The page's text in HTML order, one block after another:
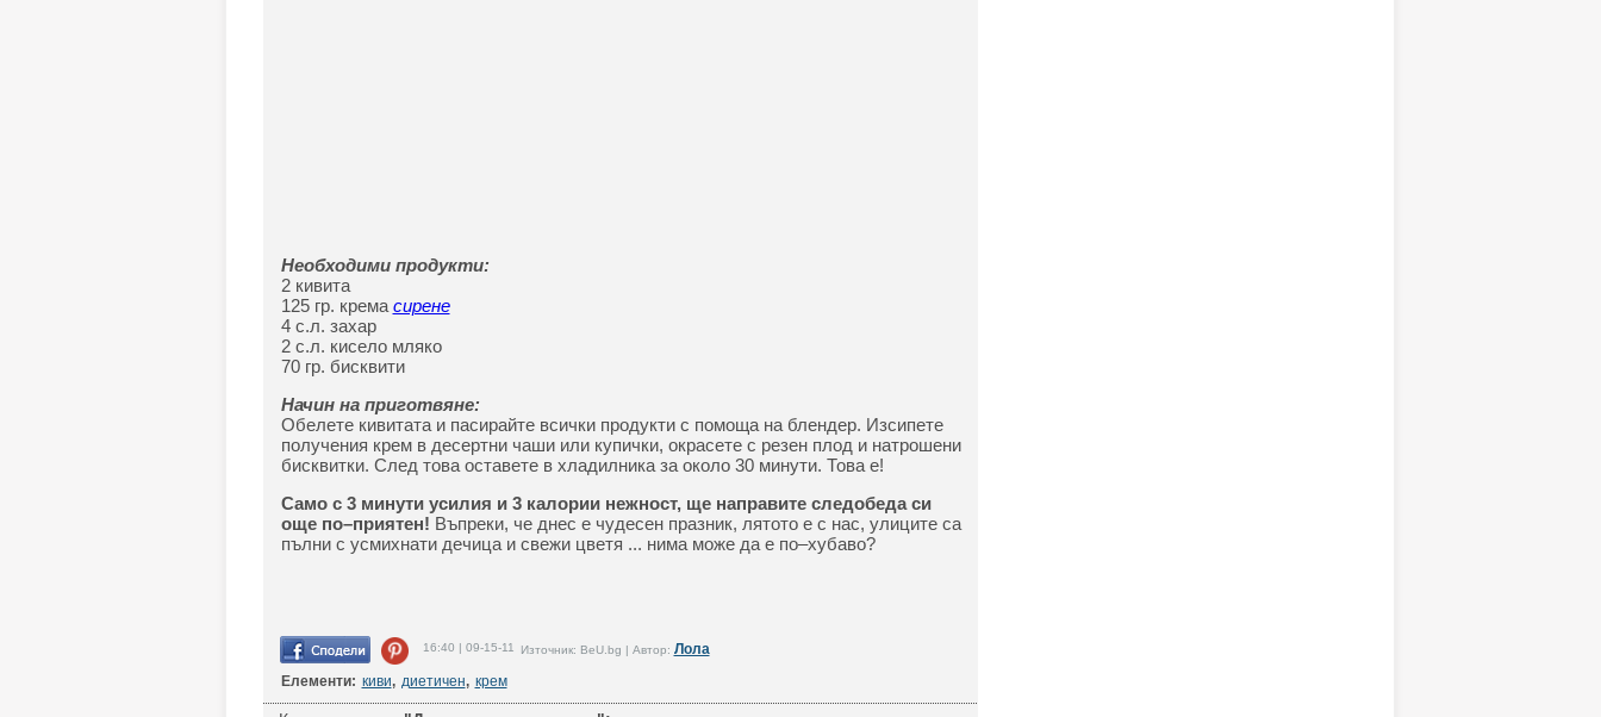
Необходими продукти:
2 кивита
125 гр. крема сирене
4 с.л. захар
2 с.л. кисело мляко
70 гр. бисквити
Начин на приготвяне:
Обелете кивитата и пасирайте всички продукти с помоща на блендер. Изсипете
получения крем в десертни чаши или купички, окрасете с резен плод и натрошени
бисквитки. След това оставете в хладилника за около 30 минути. Това е!
Само с 3 минути усилия и 3 калории нежност, ще направите следобеда си
още по–приятен! Въпреки, че днес е чудесен празник, лятото е с нас, улиците са
пълни с усмихнати дечица и свежи цветя ... нима може да е по–хубаво?
16:40 | 09-15-11 Източник: BeU.bg | Автор: Лола
Елементи: киви, диетичен, крем